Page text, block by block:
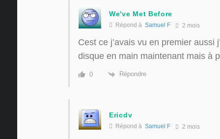
We've Met Before
Répond à Samuel F 2 mois
Cest ce j’avais vu en premier aussi
disque en main maintenant mais à
0 Répondre
Ericdv
Répond à Samuel F 2 mois